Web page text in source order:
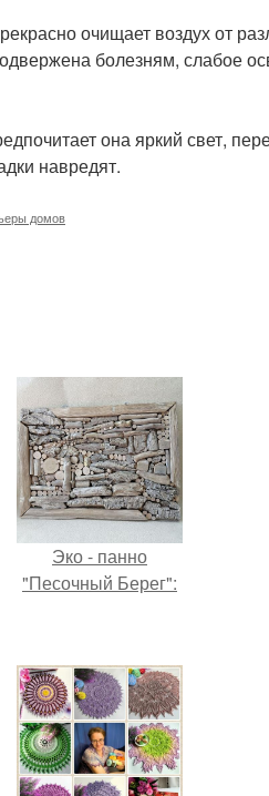
очищает воздух от
болезням, слабое
она яркий свет,
навредят.
домов
Эко - панно
"Песочный Берег":